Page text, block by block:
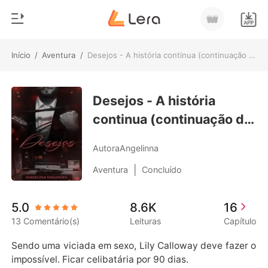
Início / Aventura / Desejos - A história continua (continuação de AMORES DA VIDA) PARTE 2
0
Loja
Histórico
Sair
Baixar App
Gênero
Moderno
Lobisomem
Contos
Bilionários
Desejos - A história
continua (continuação de
2
AutoraAngelinna
Aventura Concluído
5.0
13 Comentário(s)
8.6K
Leituras
16
Capítulo
Sendo uma viciada em sexo, Lily Calloway deve fazer o
impossível. Ficar celibatária por 90 dias.